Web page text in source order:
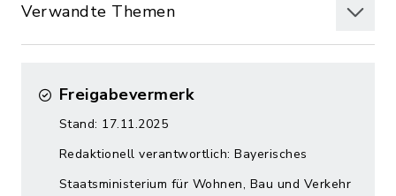
Verwandte Themen
Freigabevermerk
Stand: 17.11.2025
Redaktionell verantwortlich: Bayerisches
Staatsministerium für Wohnen, Bau und Verkehr